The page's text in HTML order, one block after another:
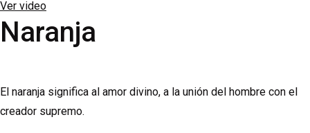
Ver video
Naranja
El naranja significa al amor divino, a la unión del hombre con el
creador supremo.